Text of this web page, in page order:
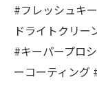
#フレッシュキ
ドライトクリー
#キーパープロ
ーコーティング